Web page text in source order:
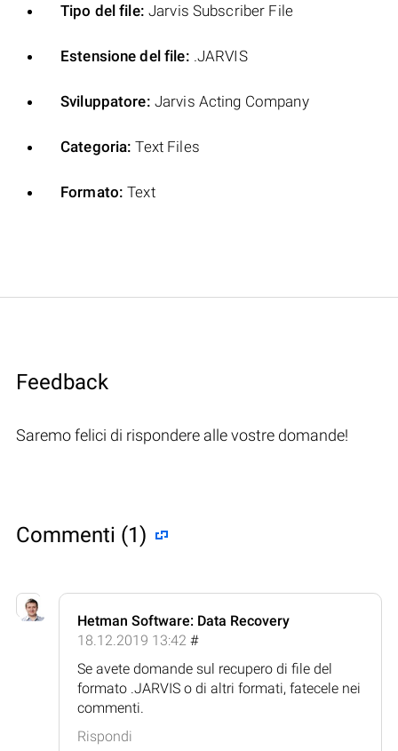
Tipo del file: Jarvis Subscriber File
Estensione del file: .JARVIS
Sviluppatore: Jarvis Acting Company
Categoria: Text Files
Formato: Text
Feedback
Saremo felici di rispondere alle vostre domande!
Commenti (1)
Hetman Software: Data Recovery
18.12.2019 13:42 #
Se avete domande sul recupero di file del
formato .JARVIS o di altri formati, fatecele nei
commenti.
Rispondi